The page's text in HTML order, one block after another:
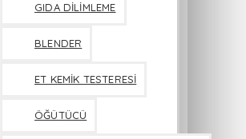
GIDA DİLİMLEME
BLENDER
ET KEMİK TESTERESİ
ÖĞÜTÜCÜ